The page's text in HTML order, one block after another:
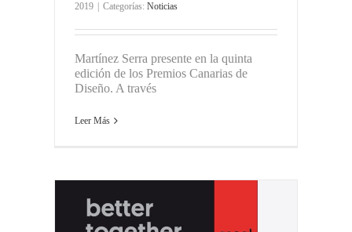
2019
Categorías: Noticias
Martínez Serra presente en la quinta
edición de los Premios Canarias de
Diseño. A través
Leer Más